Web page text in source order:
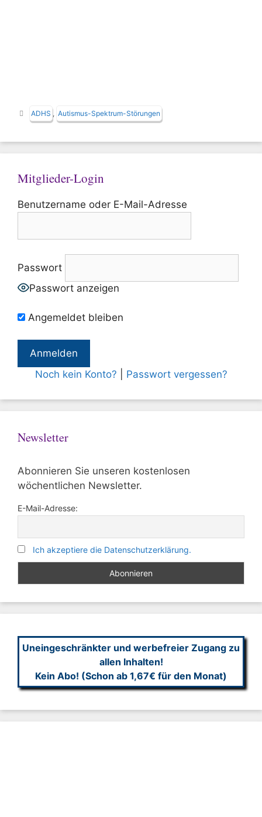
Schlagwörter
ADHS Autismus-Spektrum-Störungen
Mitglieder-Login
Benutzername oder E-Mail-Adresse
Passwort
Passwort anzeigen
Angemeldet bleiben
Noch kein Konto? Passwort vergessen?
Newsletter
Abonnieren Sie unseren kostenlosen
wöchentlichen Newsletter.
E-Mail-Adresse:
Ich akzeptiere die Datenschutzerklärung.
Uneingeschränkter und werbefreier Zugang zu
allen Inhalten!
Kein Abo! (Schon ab 1,67€ für den Monat)